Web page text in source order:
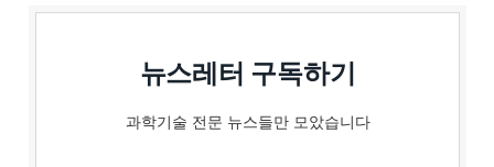
뉴스레터 구독하기
과학기술 전문 뉴스들만 모았습니다